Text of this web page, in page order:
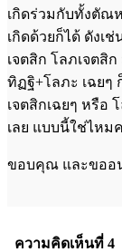
เกิดร่วมกับทั้งตัณ
เกิดด้วยก็ได้ ดังเ
เจตสิก โลภเจตสิ
ทิฏฐิ+โลภะ เฉยๆ
เจตสิกเฉยๆ หรือ
เลย แบบนี้ใช่ไหม
ขอบคุณ และขออ
ความคิดเห็นที่ 4